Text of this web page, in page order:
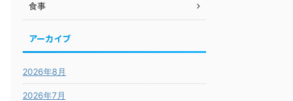
食事
アーカイブ
2026年8月
2026年7月